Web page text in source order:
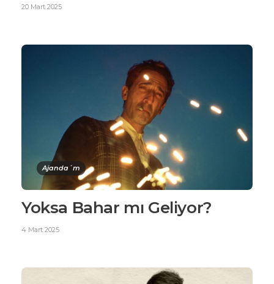
20 Mart 2025
Ajanda´m
Yoksa Bahar mı Geliyor?
4 Mart 2025